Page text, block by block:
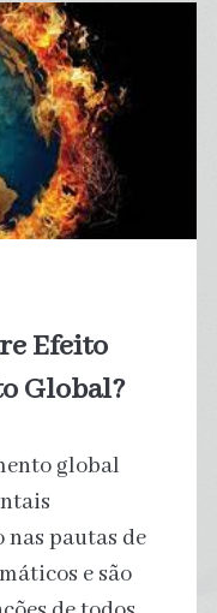
Efeito
Global?
global
nas pautas de
e são